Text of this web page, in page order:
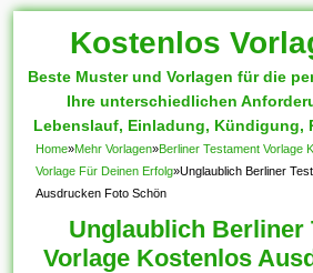
Kostenlos
Muster
Beste Muster und Vorlagen für die
Ihre unterschiedlichen
Lebenslauf, Einladung, Kündigung,
Home»Mehr Vorlagen»Berliner Testament Vorlage
Vorlage Für Deinen Erfolg»Unglaublich Berliner
Ausdrucken Foto Schön
Unglaublich Berliner
Vorlage Kostenlos